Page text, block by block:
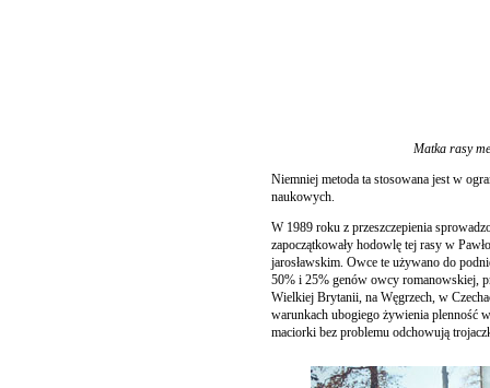
Matka rasy
Niemniej metoda ta stosowana jest w
naukowych.
W 1989 roku z przeszczepienia
zapoczątkowały hodowlę tej rasy w
jarosławskim. Owce te używano do
50% i 25% genów owcy romanowskiej,
Wielkiej Brytanii, na Węgrzech, w
warunkach ubogiego żywienia plenność
maciorki bez problemu odchowują